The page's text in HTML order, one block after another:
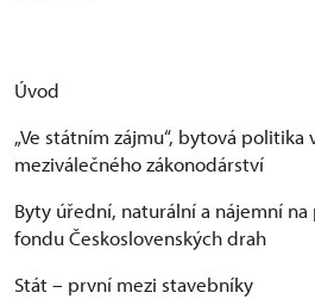
Úvod
„Ve státním zájmu“, bytová politika
meziválečného zákonodárství
Byty úřední, naturální a nájemní
fondu Československých drah
Stát – první mezi stavebníky